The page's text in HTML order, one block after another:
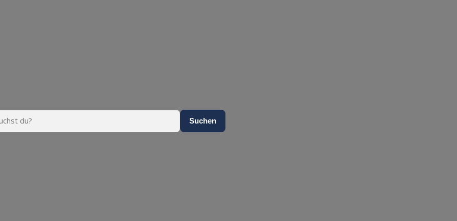
Suchen